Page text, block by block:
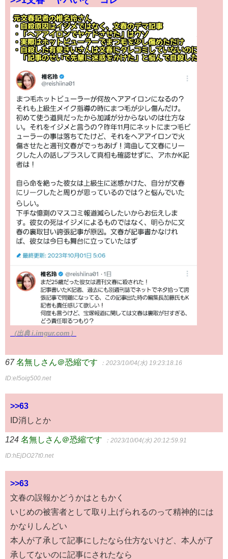
（出典 i.imgur.com）
67 名無しさん＠恐縮です ：2023/10/04(水) 19:23:18.16
ID:eI5oig500.net
>>63
ID消しとか
124 名無しさん＠恐縮です ：2023/10/04(水) 20:12:59.91
ID:hEjDO27t0.net
>>63
文春の誤報かどうかはともかく
いじめの被害者として取り上げられるのって精神的には
かなりしんどい
本人が了承して記事にしたなら仕方ないけど、本人が了
承してないのに記事にされたなら